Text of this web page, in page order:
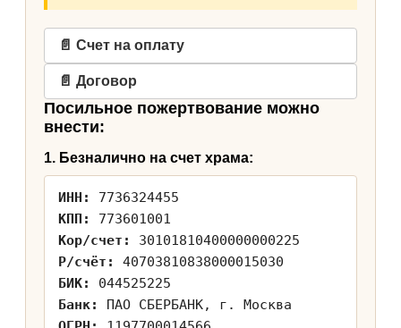
📄 Счет на оплату
📄 Договор
Посильное пожертвование можно
внести:
1. Безналично на счет храма:
ИНН:
7736324455
КПП:
773601001
Кор/счет:
30101810400000000225
Р/счёт:
40703810838000015030
БИК:
044525225
Банк:
ПАО СБЕРБАНК, г. Москва